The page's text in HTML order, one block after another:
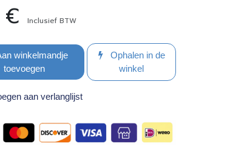
€ Inclusief BTW
winkelmandje
toevoegen
Ophalen in de
winkel
aan verlanglijst